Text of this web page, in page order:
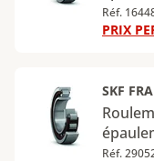
Réf.
PRIX
SKF
Réf.